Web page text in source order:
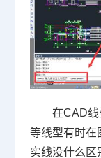
在CAD线
等线型有时在
实线没什么区